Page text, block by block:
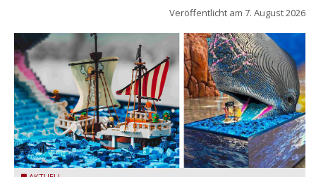
Veröffentlicht am 7. August 2026